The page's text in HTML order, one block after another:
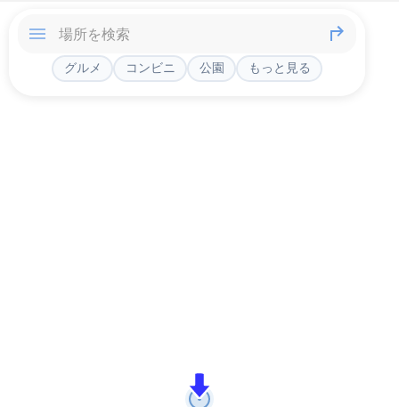
グルメ コンビニ 公園 もっと見る